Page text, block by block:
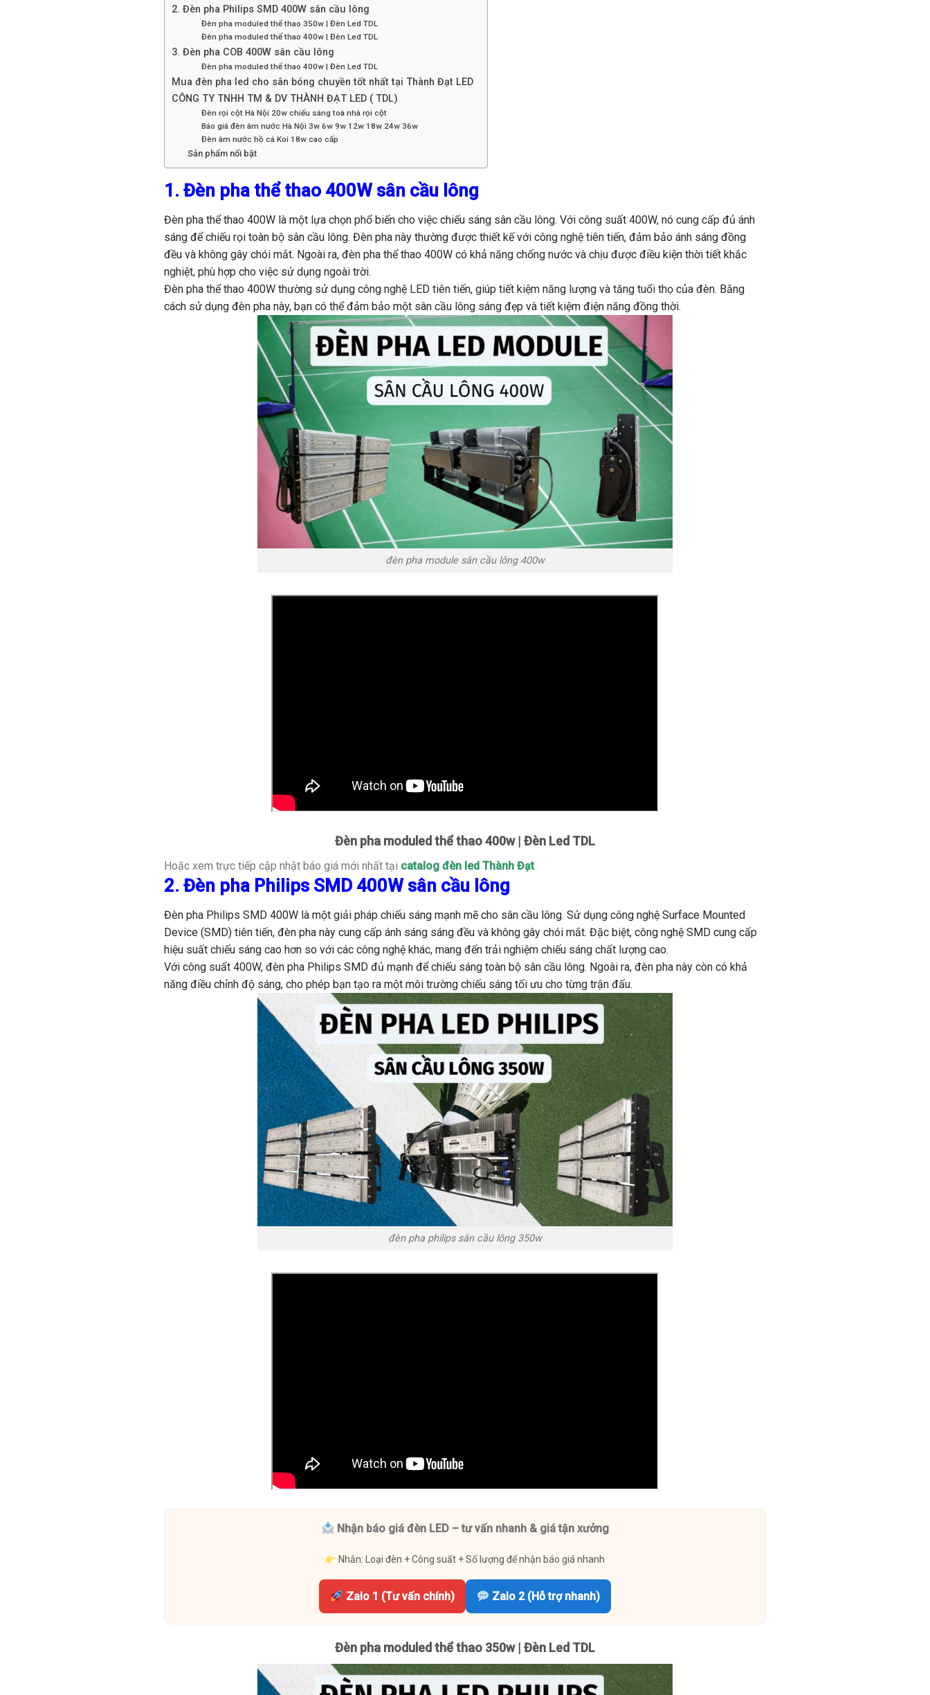
2. Đèn pha Philips SMD 400W sân cầu lông
Đèn pha moduled thể thao 350w | Đèn Led TDL
Đèn pha moduled thể thao 400w | Đèn Led TDL
3. Đèn pha COB 400W sân cầu lông
Đèn pha moduled thể thao 400w | Đèn Led TDL
Mua đèn pha led cho sân bóng chuyền tốt nhất tại Thành Đạt LED
CÔNG TY TNHH TM & DV THÀNH ĐẠT LED ( TDL)
Đèn rọi cột Hà Nội 20w chiếu sáng toà nhà rọi cột
Báo giá đèn âm nước Hà Nội 3w 6w 9w 12w 18w 24w 36w
Đèn âm nước hồ cá Koi 18w cao cấp
Sản phẩm nổi bật
1. Đèn pha thể thao 400W sân cầu lông
Đèn pha thể thao 400W là một lựa chọn phổ biến cho việc chiếu sáng sân cầu lông. Với công suất 400W, nó cung cấp đủ ánh
sáng để chiếu rọi toàn bộ sân cầu lông. Đèn pha này thường được thiết kế với công nghệ tiên tiến, đảm bảo ánh sáng đồng
đều và không gây chói mắt. Ngoài ra, đèn pha thể thao 400W có khả năng chống nước và chịu được điều kiện thời tiết khắc
nghiệt, phù hợp cho việc sử dụng ngoài trời.
Đèn pha thể thao 400W thường sử dụng công nghệ LED tiên tiến, giúp tiết kiệm năng lượng và tăng tuổi thọ của đèn. Bằng
cách sử dụng đèn pha này, bạn có thể đảm bảo một sân cầu lông sáng đẹp và tiết kiệm điện năng đồng thời.
đèn pha module sân cầu lông 400w
Đèn pha moduled thể thao 400w | Đèn Led TDL
Hoặc xem trực tiếp cập nhật báo giá mới nhất tại catalog đèn led Thành Đạt
2. Đèn pha Philips SMD 400W sân cầu lông
Đèn pha Philips SMD 400W là một giải pháp chiếu sáng mạnh mẽ cho sân cầu lông. Sử dụng công nghệ Surface Mounted
Device (SMD) tiên tiến, đèn pha này cung cấp ánh sáng sáng đều và không gây chói mắt. Đặc biệt, công nghệ SMD cung cấp
hiệu suất chiếu sáng cao hơn so với các công nghệ khác, mang đến trải nghiệm chiếu sáng chất lượng cao.
Với công suất 400W, đèn pha Philips SMD đủ mạnh để chiếu sáng toàn bộ sân cầu lông. Ngoài ra, đèn pha này còn có khả
năng điều chỉnh độ sáng, cho phép bạn tạo ra một môi trường chiếu sáng tối ưu cho từng trận đấu.
đèn pha philips sân cầu lông 350w
Nhận báo giá đèn LED – tư vấn nhanh & giá tận xưởng
Nhắn: Loại đèn + Công suất + Số lượng để nhận báo giá nhanh
Zalo 1 (Tư vấn chính) Zalo 2 (Hỗ trợ nhanh)
Đèn pha moduled thể thao 350w | Đèn Led TDL